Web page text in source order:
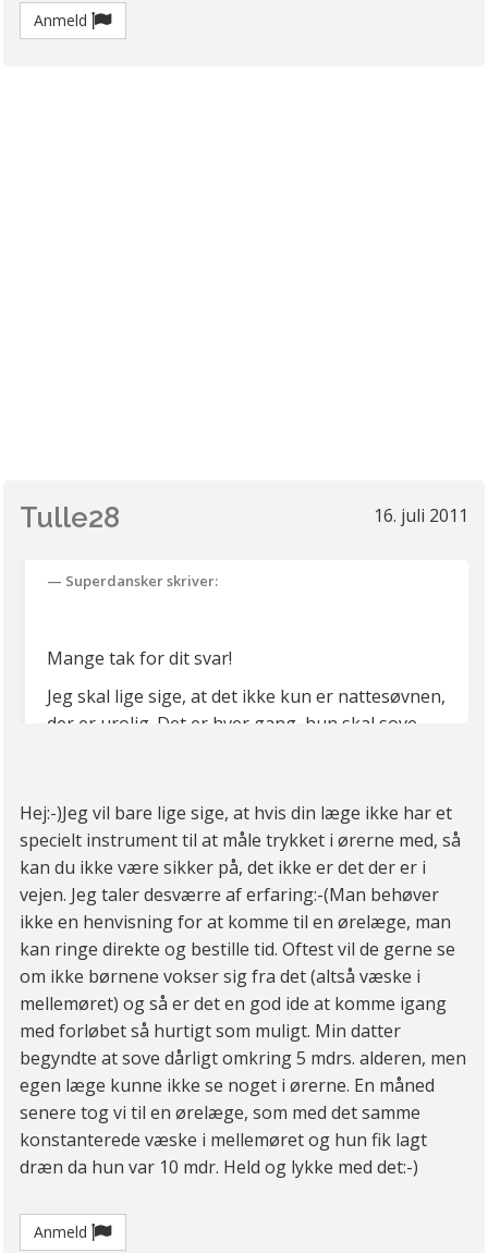
Anmeld
16. juli 2011
Tulle28
Superdansker skriver:
Mange tak for dit svar!
Jeg skal lige sige, at det ikke kun er nattesøvnen,
der er urolig. Det er hver gang, hun skal sove,
sig vågen hele dagen, hvilken resulterer i, at hun
bliver bundulykkelig.
Jeg har bestilt tid hos en kiropraktor. Så må vi
se, om det hjælper.
Hej:-)Jeg vil bare lige sige, at hvis din læge ikke har et
specielt instrument til at måle trykket i ørerne med, så
kan du ikke være sikker på, det ikke er det der er i
vejen. Jeg taler desværre af erfaring:-(Man behøver
ikke en henvisning for at komme til en ørelæge, man
kan ringe direkte og bestille tid. Oftest vil de gerne se
om ikke børnene vokser sig fra det (altså væske i
mellemøret) og så er det en god ide at komme igang
med forløbet så hurtigt som muligt. Min datter
begyndte at sove dårligt omkring 5 mdrs. alderen, men
egen læge kunne ikke se noget i ørerne. En måned
senere tog vi til en ørelæge, som med det samme
konstanterede væske i mellemøret og hun fik lagt
dræn da hun var 10 mdr. Held og lykke med det:-)
Anmeld